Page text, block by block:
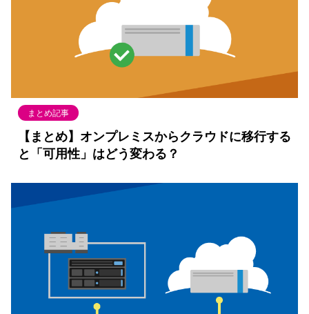
まとめ記事
【まとめ】オンプレミスからクラウドに移行する
と「可用性」はどう変わる？